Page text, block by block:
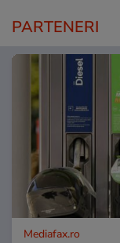
PARTENERI
Mediafax.ro